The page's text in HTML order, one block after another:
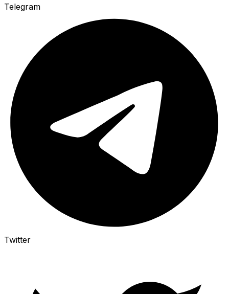
Telegram
Twitter